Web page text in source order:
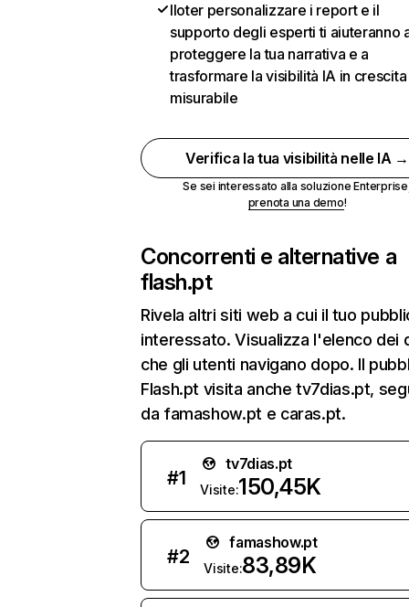
Iloter personalizzare i report e il
supporto degli esperti ti aiuteranno
proteggere la tua narrativa e a
trasformare la visibilità IA in crescita
misurabile
Verifica la tua visibilità nelle IA →
Se sei interessato alla soluzione
prenota una demo!
Concorrenti e alternative a
flash.pt
Rivela altri siti web a cui il tuo
interessato. Visualizza l'elenco dei
che gli utenti navigano dopo. Il
Flash.pt visita anche tv7dias.pt,
da famashow.pt e caras.pt.
#1
tv7dias.pt
Visite:150,45K
#2
famashow.pt
Visite:83,89K